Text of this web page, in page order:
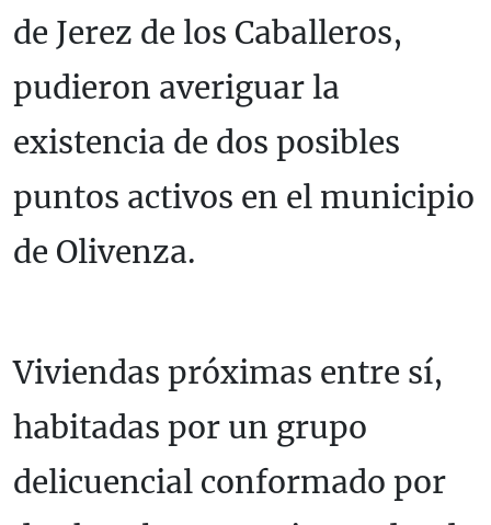
de Jerez de los Caballeros,
pudieron averiguar la
existencia de dos posibles
puntos activos en el municipio
de Olivenza.
Viviendas próximas entre sí,
habitadas por un grupo
delicuencial conformado por